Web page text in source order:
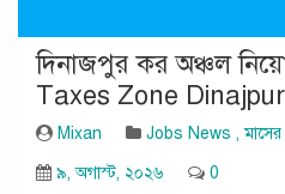
দিনাজপুর কর অঞ্চল
Taxes Zone
Mixan Jobs News ,
৯, অগাস্ট, ২০২৬
0